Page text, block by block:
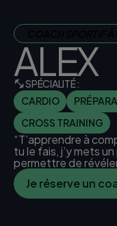
ALEX
SPÉCIALITÉ :
CARDIO
CROSS TRAINING
“T’apprendre à
tu le fais, j’y mets
permettre de
Je réserve un